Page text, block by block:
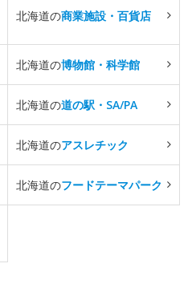
北海道の商業施設・百貨店
北海道の博物館・科学館
北海道の道の駅・SA/PA
北海道のアスレチック
北海道のフードテーマパーク